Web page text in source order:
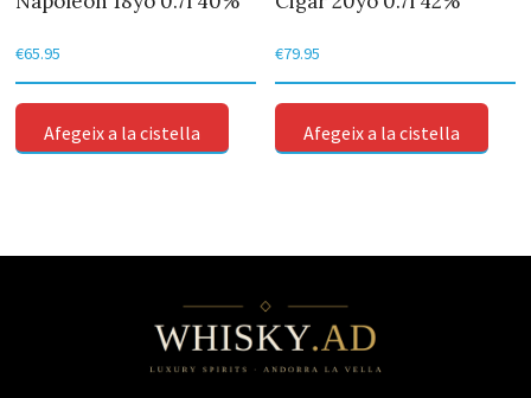
€65.95
Afegeix a la cistella
€79.95
Afegeix a la cistella